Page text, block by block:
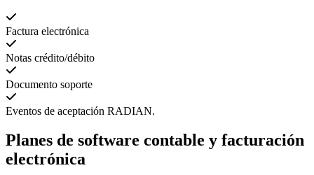
Factura electrónica
Notas crédito/débito
Documento soporte
Eventos de aceptación RADIAN.
Planes de software contable y facturación
electrónica